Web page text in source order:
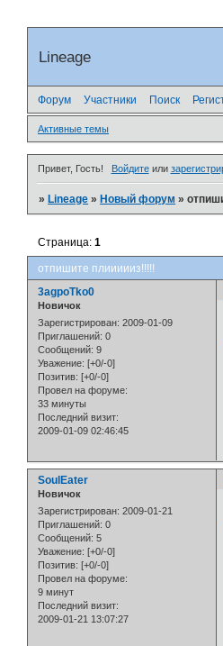
Lineage
Форум Участники Поиск
Активные темы
Привет, Гость! Войдитеили
»Lineage »Новый форум »
отпишите плиииииз!!!!!
Страница:1
3agpoTko0
Новичок
Зарегистрирован: 2009-01-09
Приглашений: 0
Сообщений: 9
Уважение: [+0/-0]
Позитив: [+0/-0]
Провел на форуме:
33 минуты
Последний визит:
2009-01-09 02:46:45
SoulEater
Новичок
Зарегистрирован: 2009-01-21
Приглашений: 0
Сообщений: 5
Уважение: [+0/-0]
Позитив: [+0/-0]
Провел на форуме:
9 минут
Последний визит:
2009-01-21 13:07:27